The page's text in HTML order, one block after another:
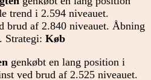
trend i 2.594 niveauet.
brud af 2.840 niveauet. Åbning
Strategi: Køb
genkøbt en lang position i
ved brud af 2.525 niveauet.